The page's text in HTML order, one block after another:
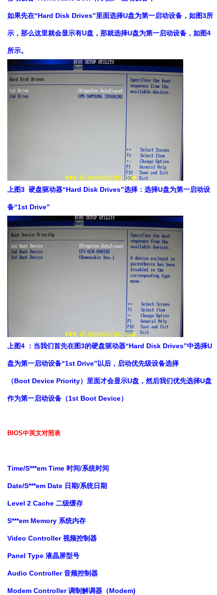
如果先在“Hard Disk Drives”里面选择U盘为第一启动设备，如图3所
示，那么这里就会显示有U盘，那就选择U盘为第一启动设备，如图4
所示。
上图3 硬盘驱动器“Hard Disk Drives”选择：选择U盘为第一启动设
备“1st Drive”
上图4 ：当我们首先在图3的硬盘驱动器“Hard Disk Drives”中选择U
盘为第一启动设备“1st Drive”以后，启动优先级设备选择
（Boot Device Priority）里面才会显示U盘，然后我们优先选择U盘
作为第一启动设备（1st Boot Device）
BIOS中英文对照表
Time/S***em Time 时间/系统时间
Date/S***em Date 日期/系统日期
Level 2 Cache 二级缓存
S***em Memory 系统内存
Video Controller 视频控制器
Panel Type 液晶屏型号
Audio Controller 音频控制器
Modem Controller 调制解调器（Modem)